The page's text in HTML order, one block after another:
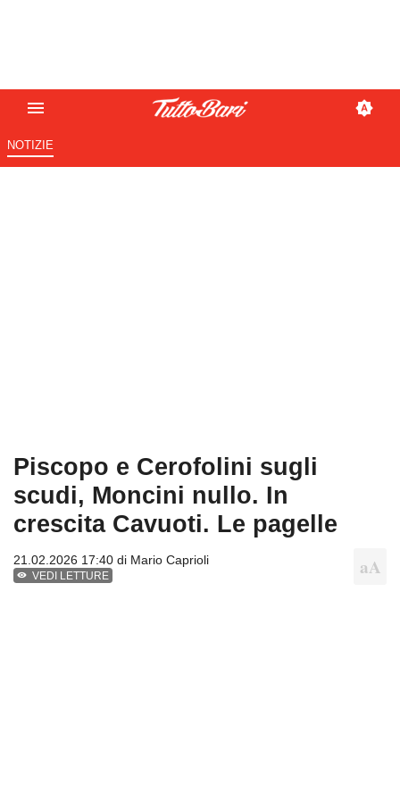
NOTIZIE
Piscopo e Cerofolini sugli
scudi, Moncini nullo. In
crescita Cavuoti. Le pagelle
21.02.2026 17:40 di Mario Caprioli
VEDI LETTURE